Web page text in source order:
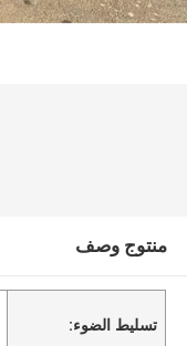
منتوج وصف
تسليط الضوء: